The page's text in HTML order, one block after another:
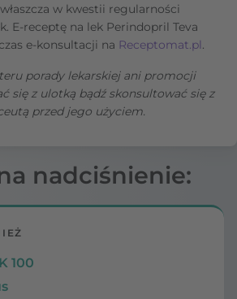
w kwestii regularności
E-receptę na lek Perindopril Teva
e-konsultacji na Receptomat.pl.
porady lekarskiej ani promocji
się z ulotką bądź skonsultować się z
przed jego użyciem.
nadciśnienie:
100